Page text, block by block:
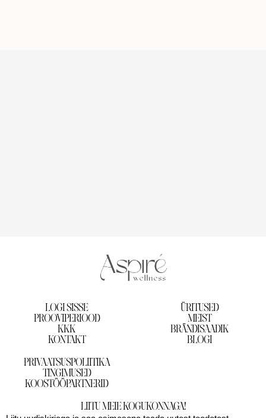
LOGI SISSE
PROOVIPERIOOD
KKK
KONTAKT
ÜRITUSED
MEIST
BRÄNDISAADIK
BLOGI
PRIVAATSUSPOLIITIKA
TINGIMUSED
KOOSTÖÖPARTNERID
LIITU MEIE KOGUKONNAGA!